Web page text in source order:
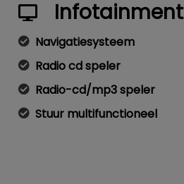
Infotainment
Navigatiesysteem
Radio cd speler
Radio-cd/mp3 speler
Stuur multifunctioneel